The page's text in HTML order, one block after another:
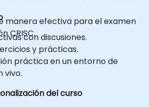
manera efectiva para el examen
CRISC.con discusiones.
y prácticas.
práctica en un entorno de
vivo.
del curso